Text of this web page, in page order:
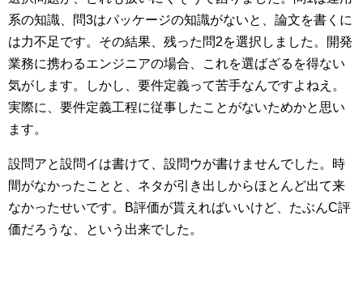
系の知識、問3はパッケージの知識がないと、論文を書くに
は力不足です。その結果、残った問2を選択しました。開発
業務に携わるエンジニアの場合、これを選ばざるを得ない
気がします。しかし、要件定義って苦手なんですよねえ。
実際に、要件定義工程に従事したことがないためかと思い
ます。
設問アと設問イは書けて、設問ウが書けませんでした。時
間がなかったことと、ネタが引き出しからほとんど出て来
なかったせいです。B評価が貰えればいいけど、たぶんC評
価だろうな、という出来でした。